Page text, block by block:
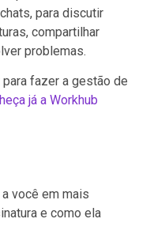
para discutir
compartilhar
problemas.
fazer a gestão de
já a Workhub
você em mais
e como ela